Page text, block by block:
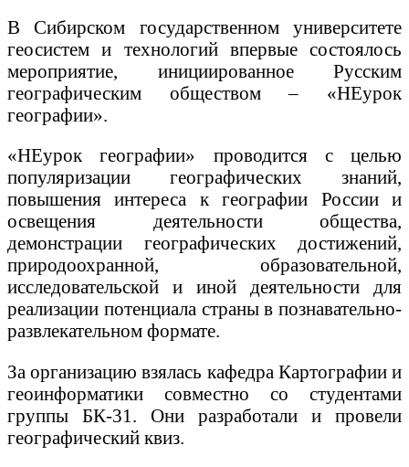
В Сибирском государственном университете
геосистем и технологий впервые состоялось
мероприятие, инициированное Русским
географическим обществом – «НЕурок
географии».
«НЕурок географии» проводится с целью
популяризации географических знаний,
повышения интереса к географии России и
освещения деятельности общества,
демонстрации географических достижений,
природоохранной, образовательной,
исследовательской и иной деятельности для
реализации потенциала страны в познавательно-
развлекательном формате.
За организацию взялась кафедра Картографии и
геоинформатики совместно со студентами
группы БК-31. Они разработали и провели
географический квиз.